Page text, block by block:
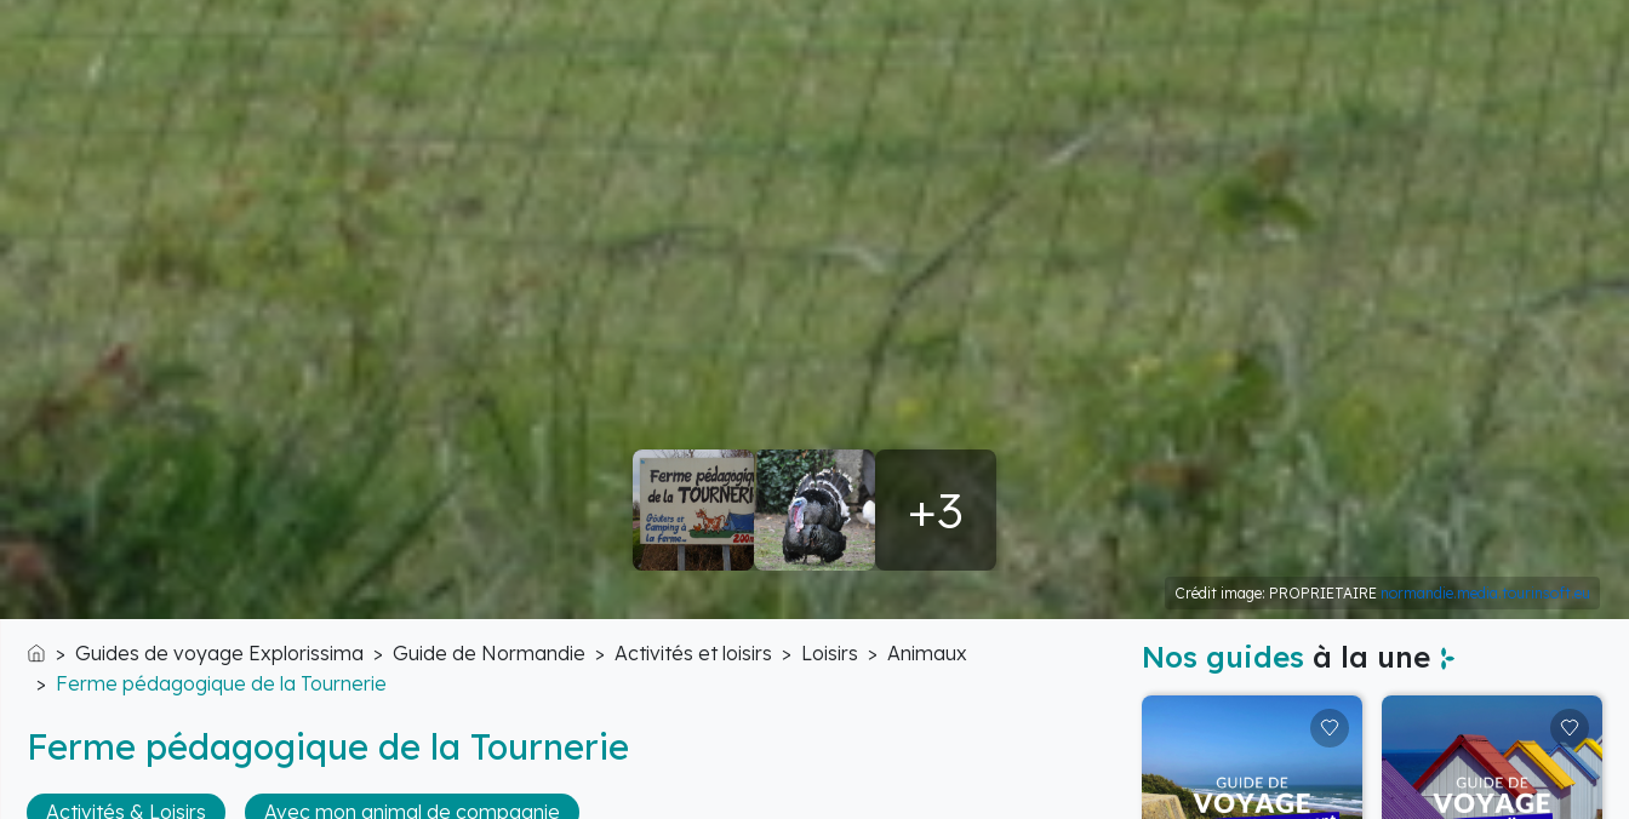
+3
Crédit image: PROPRIETAIRE normandie.media.tourinsoft.eu
Accueil
Guides de voyage Explorissima Guide de Normandie Activités et loisirs Loisirs
Animaux
Ferme pédagogique de la Tournerie
Ferme pédagogique de la Tournerie
Activités & Loisirs Avec mon animal de compagnie
Nos guides à la une